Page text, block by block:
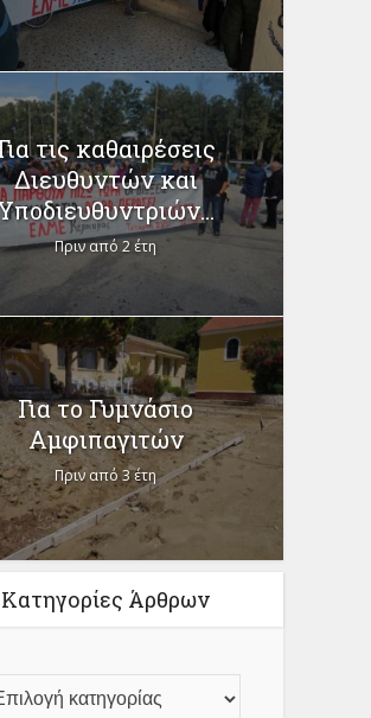
τις καθαιρέσεις
Διευθυντών και
Πριν από 2 έτη
Για το Γυμνάσιο
Αμφιπαγιτών
Πριν από 3 έτη
Κατηγορίες Άρθρων